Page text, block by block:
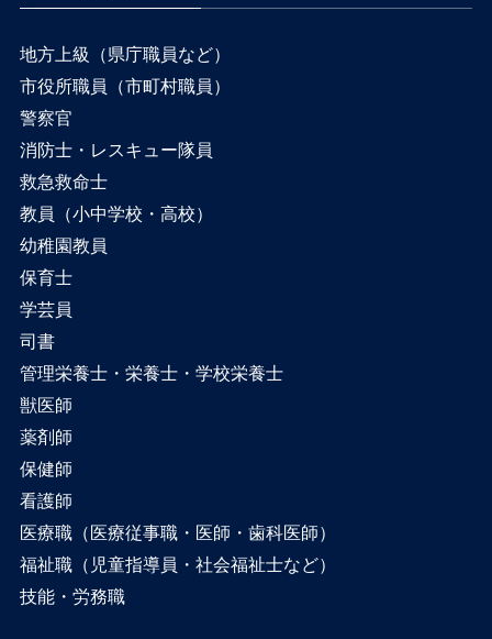
地方上級（県庁職員など）
市役所職員（市町村職員）
警察官
消防士・レスキュー隊員
救急救命士
教員（小中学校・高校）
幼稚園教員
保育士
学芸員
司書
管理栄養士・栄養士・学校栄養士
獣医師
薬剤師
保健師
看護師
医療職（医療従事職・医師・歯科医師）
福祉職（児童指導員・社会福祉士など）
技能・労務職